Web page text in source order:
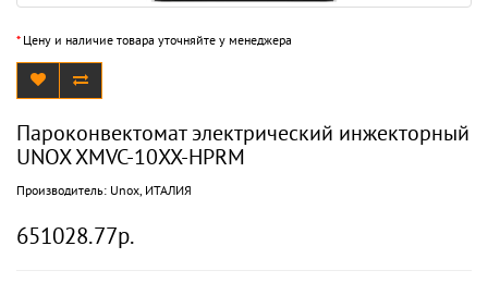
*Цену и наличие товара уточняйте у менеджера
Пароконвектомат электрический инжекторный
UNOX XMVC-10XX-HPRM
Производитель: Unox, ИТАЛИЯ
651028.77р.